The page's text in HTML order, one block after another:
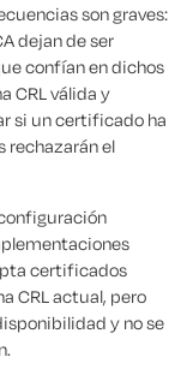
son graves:
dejan de ser
confían en dichos
CRL válida y
si un certificado ha
rechazarán el
certificados
CRL actual, pero
y no se